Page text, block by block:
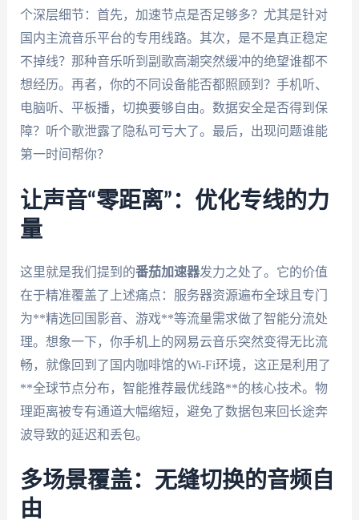
个深层细节：首先，加速节点是否足够多？尤其是针对
国内主流音乐平台的专用线路。其次，是不是真正稳定
不掉线？那种音乐听到副歌高潮突然缓冲的绝望谁都不
想经历。再者，你的不同设备能否都照顾到？手机听、
电脑听、平板播，切换要够自由。数据安全是否得到保
障？听个歌泄露了隐私可亏大了。最后，出现问题谁能
第一时间帮你？
让声音“零距离”：优化专线的力
量
这里就是我们提到的番茄加速器发力之处了。它的价值
在于精准覆盖了上述痛点：服务器资源遍布全球且专门
为**精选回国影音、游戏**等流量需求做了智能分流处
理。想象一下，你手机上的网易云音乐突然变得无比流
畅，就像回到了国内咖啡馆的Wi-Fi环境，这正是利用了
**全球节点分布，智能推荐最优线路**的核心技术。物
理距离被专有通道大幅缩短，避免了数据包来回长途奔
波导致的延迟和丢包。
多场景覆盖：无缝切换的音频自
由